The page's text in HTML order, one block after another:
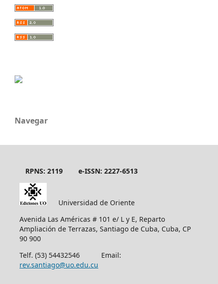
Navegar
RPNS: 2119 e-ISSN: 2227-6513
Universidad de Oriente
Avenida Las Américas # 101 e/ L y E, Reparto
Ampliación de Terrazas, Santiago de Cuba, Cuba, CP
90 900
Telf. (53) 54432546 Email:
rev.santiago@uo.edu.cu